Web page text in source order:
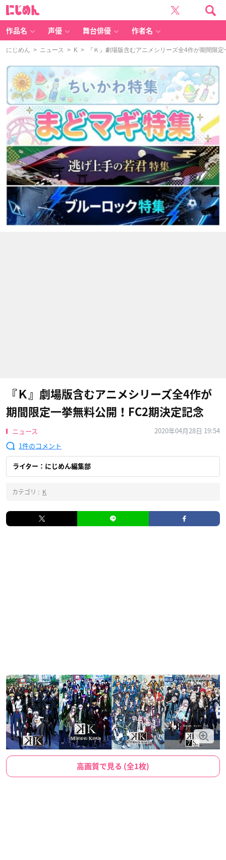
作品名 声優 舞台俳優 作者名
にじめん > ニュース > K > 『Ｋ』劇場版含むアニメシリーズ全4作が期間限
『Ｋ』劇場版含むアニメシリーズ全4作が
期間限定一挙無料公開！FC2期決定記念
ニュース
2020年04月28日 19:54
1
ライター：にじめん編集部
カテゴリ : K
高画質で見る (全1枚)